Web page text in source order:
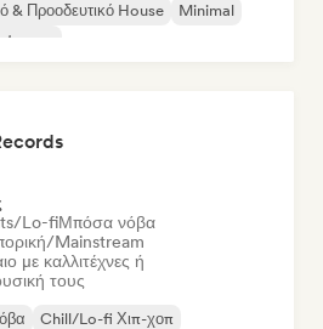
& Προοδευτικό House
Minimal
Lo-fiΜπόσα νόβα
Mainstream
με καλλιτέχνες ή
τους
Chill/Lo-fi Χιπ-χοπ